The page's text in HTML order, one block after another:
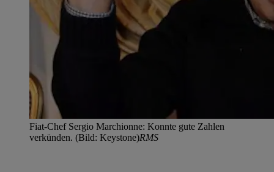
Fiat-Chef Sergio Marchionne: Konnte gute Zahlen
verkünden. (Bild: Keystone)RMS